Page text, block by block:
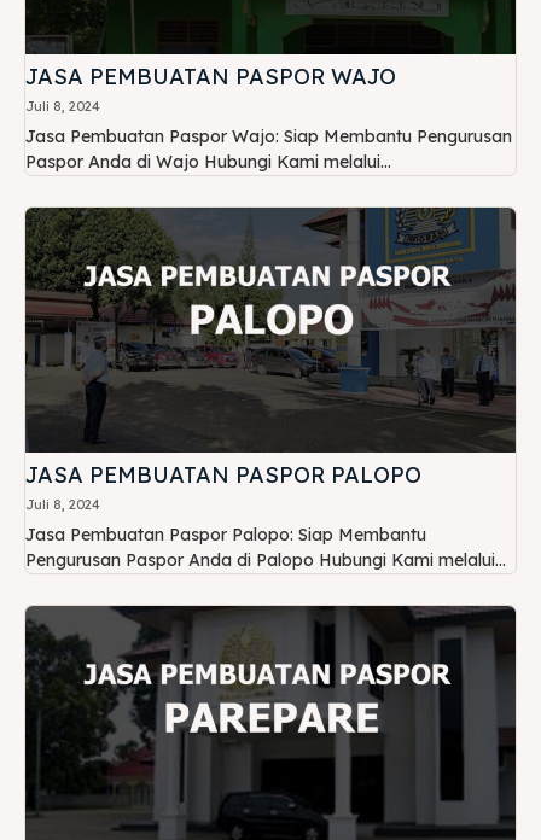
JASA PEMBUATAN PASPOR WAJO
Juli 8, 2024
Jasa Pembuatan Paspor Wajo: Siap Membantu Pengurusan
Paspor Anda di Wajo Hubungi Kami melalui...
JASA PEMBUATAN PASPOR PALOPO
Juli 8, 2024
Jasa Pembuatan Paspor Palopo: Siap Membantu
Pengurusan Paspor Anda di Palopo Hubungi Kami melalui...